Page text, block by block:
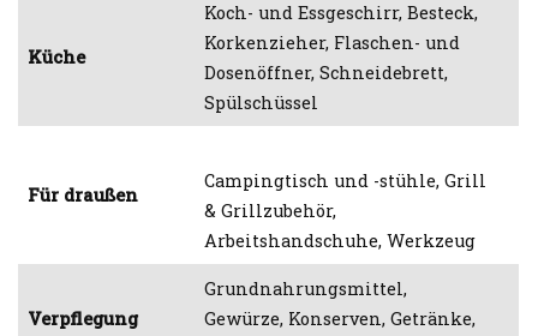
Küche
Koch- und Essgeschirr, Besteck,
Korkenzieher, Flaschen- und
Dosenöffner, Schneidebrett,
Spülschüssel
Für draußen
Campingtisch und -stühle, Grill
& Grillzubehör,
Arbeitshandschuhe, Werkzeug
Verpflegung
Grundnahrungsmittel,
Gewürze, Konserven, Getränke,